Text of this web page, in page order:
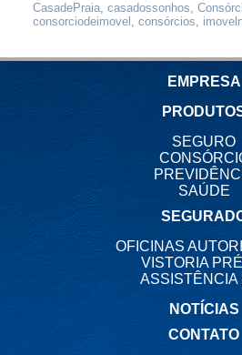
CasadePraia,casadossonhos,
consorciodeimovel ,consórcios,
EMPRESA
SEGURO
SAÚDE
OFICINAS
VISTORIA
ASSISTÊNCIA
NOTÍCIAS
CONTATO